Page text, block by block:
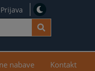
Prijava
nabave Kontakt